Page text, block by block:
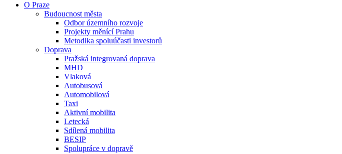
O Praze
Budoucnost města
Odbor územního rozvoje
Projekty měnící Prahu
Metodika spoluúčasti investorů
Doprava
Pražská integrovaná doprava
MHD
Vlaková
Autobusová
Automobilová
Taxi
Aktivní mobilita
Letecká
Sdílená mobilita
BESIP
Spolupráce v dopravě